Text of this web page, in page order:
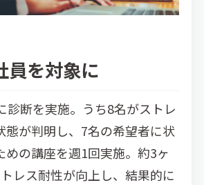
員を対象に
診断を実施。うち8名がストレ
態が判明し、7名の希望者に状
めの講座を週1回実施。約3ヶ
レス耐性が向上し、結果的に